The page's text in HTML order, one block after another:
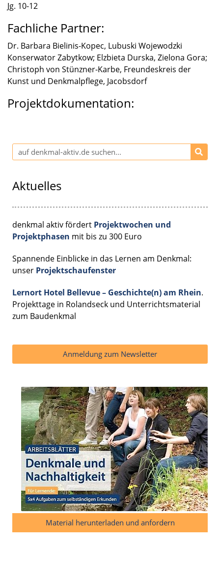
Jg. 10-12
Fachliche Partner:
Dr. Barbara Bielinis-Kopec, Lubuski Wojewodzki
Konser­wa­tor Zabyt­kow; Elzbieta Durska, Zielona Gora;
Chris­toph von Stünzner-Karbe, Freun­des­kreis der
Kunst und Denkmal­pflege, Jacobs­dorf
Projektdokumentation:
Aktuelles
denkmal aktiv fördert Projektwochen und
Projektphasen mit bis zu 300 Euro
Spannende Einblicke in das Lernen am Denkmal:
unser Projektschaufenster
Lernort Hotel Bellevue – Geschichte(n) am Rhein.
Projekttage in Rolandseck und Unterrichtsmaterial
zum Baudenkmal
Anmeldung zum Newsletter
Material herunterladen und anfordern